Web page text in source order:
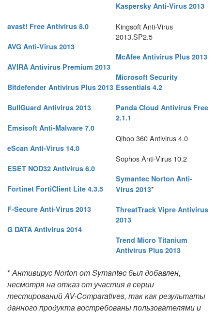
avast! Free Antivirus 8.0
AVG Anti-Virus 2013
AVIRA Antivirus Premium 2013
Bitdefender Antivirus Plus 2013
BullGuard Antivirus 2013
Emsisoft Anti-Malware 7.0
eScan Anti-Virus 14.0
ESET NOD32 Antivirus 6.0
Fortinet FortiClient Lite 4.3.5
F-Secure Anti-Virus 2013
G DATA Antivirus 2014
Kaspersky Anti-Virus 2013
Kingsoft Anti-Virus
2013.SP2.5
McAfee Antivirus Plus 2013
Microsoft Security
Essentials 4.2
Panda Cloud Antivirus Free
2.1.1
Qihoo 360 Antivirus 4.0
Sophos Anti-Virus 10.2
Symantec Norton Anti-
Virus 2013*
ThreatTrack Vipre Antivirus
2013
Trend Micro Titanium
Antivirus Plus 2013
*Антивирус Norton от Symantec был добавлен,
несмотря на отказ от участия в серии
тестирований AV-Comparatives, так как результаты
данного продукта востребованы пользователями и